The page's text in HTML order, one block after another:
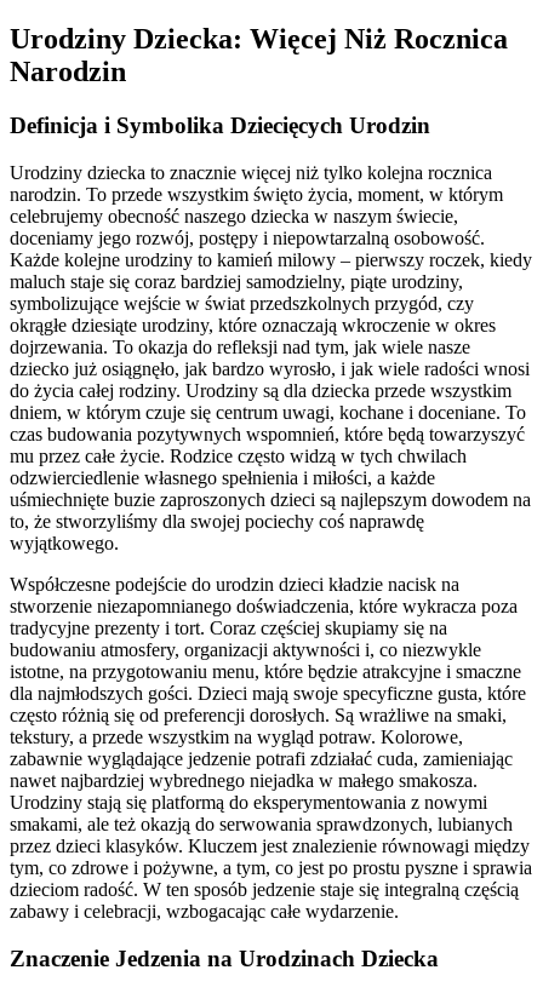
Urodziny Dziecka: Więcej Niż Rocznica
Narodzin
Definicja i Symbolika Dziecięcych Urodzin
Urodziny dziecka to znacznie więcej niż tylko kolejna rocznica
narodzin. To przede wszystkim święto życia, moment, w którym
celebrujemy obecność naszego dziecka w naszym świecie,
doceniamy jego rozwój, postępy i niepowtarzalną osobowość.
Każde kolejne urodziny to kamień milowy – pierwszy roczek, kiedy
maluch staje się coraz bardziej samodzielny, piąte urodziny,
symbolizujące wejście w świat przedszkolnych przygód, czy
okrągłe dziesiąte urodziny, które oznaczają wkroczenie w okres
dojrzewania. To okazja do refleksji nad tym, jak wiele nasze
dziecko już osiągnęło, jak bardzo wyrosło, i jak wiele radości wnosi
do życia całej rodziny. Urodziny są dla dziecka przede wszystkim
dniem, w którym czuje się centrum uwagi, kochane i doceniane. To
czas budowania pozytywnych wspomnień, które będą towarzyszyć
mu przez całe życie. Rodzice często widzą w tych chwilach
odzwierciedlenie własnego spełnienia i miłości, a każde
uśmiechnięte buzie zaproszonych dzieci są najlepszym dowodem na
to, że stworzyliśmy dla swojej pociechy coś naprawdę
wyjątkowego.
Współczesne podejście do urodzin dzieci kładzie nacisk na
stworzenie niezapomnianego doświadczenia, które wykracza poza
tradycyjne prezenty i tort. Coraz częściej skupiamy się na
budowaniu atmosfery, organizacji aktywności i, co niezwykle
istotne, na przygotowaniu menu, które będzie atrakcyjne i smaczne
dla najmłodszych gości. Dzieci mają swoje specyficzne gusta, które
często różnią się od preferencji dorosłych. Są wrażliwe na smaki,
tekstury, a przede wszystkim na wygląd potraw. Kolorowe,
zabawnie wyglądające jedzenie potrafi zdziałać cuda, zamieniając
nawet najbardziej wybrednego niejadka w małego smakosza.
Urodziny stają się platformą do eksperymentowania z nowymi
smakami, ale też okazją do serwowania sprawdzonych, lubianych
przez dzieci klasyków. Kluczem jest znalezienie równowagi między
tym, co zdrowe i pożywne, a tym, co jest po prostu pyszne i sprawia
dzieciom radość. W ten sposób jedzenie staje się integralną częścią
zabawy i celebracji, wzbogacając całe wydarzenie.
Znaczenie Jedzenia na Urodzinach Dziecka